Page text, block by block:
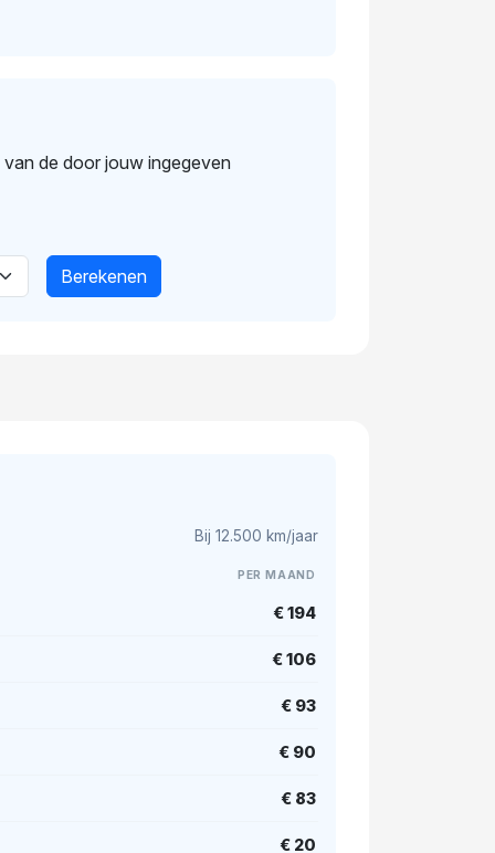
de door jouw ingegeven
Berekenen
Bij 12.500 km/jaar
PER MAAND
€ 194
€ 106
€ 93
€ 90
€ 83
€ 20